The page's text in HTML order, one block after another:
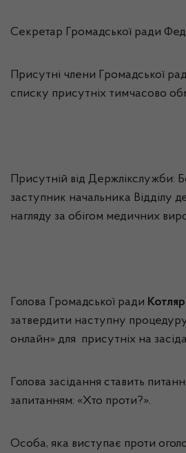
Секретар Громадської ради
Присутні члени Громадської
списку присутніх тимчасово
Присутній від Держлікслужби:
заступник начальника Відділу
нагляду за обігом медичних
Голова Громадської ради
затвердити наступну
онлайн» для присутніх на
Голова засідання ставить
запитанням: «Хто проти?».
Особа, яка виступає проти